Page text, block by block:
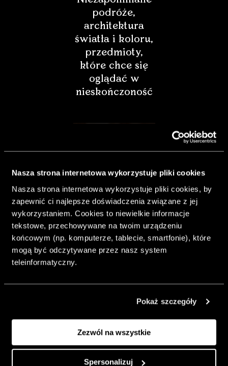
Nasza strona internetowa wykorzystuje pliki cookies
Nasza strona internetowa wykorzystuje pliki cookies, by
zapewnić ci najlepsze doświadczenia związane z jej
wykorzystaniem. Cookies to niewielkie informacje
tekstowe, przechowywane na twoim urządzeniu
końcowym (np. komputerze, tablecie, smartfonie), które
mogą być odczytywane przez nasz system
teleinformatyczny.
Pokaż szczegóły
Zezwól na wszystkie
Spersonalizuj
podróże,
architektura
światła i koloru,
przedmioty,
które chce się
oglądać w
nieskończoność
& Living 40.
„Dom bardziej
Twój. Odważ się
urządzić go
rzemiosło jako
punkt wyjścia
do wnętrz
pełnych